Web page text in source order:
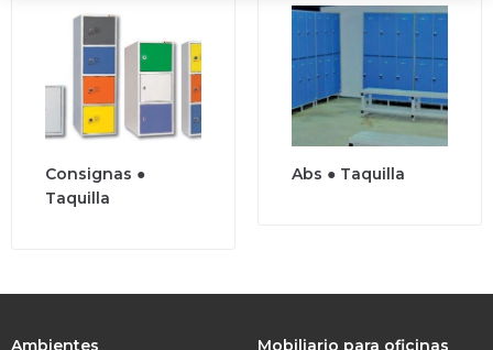
Consignas ●
Taquilla
Abs ● Taquilla
Ambientes Mobiliario para oficinas